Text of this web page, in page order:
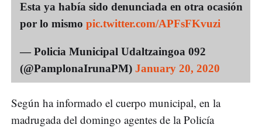
Esta ya había sido denunciada en otra ocasión
por lo mismo pic.twitter.com/APFsFKvuzi
— Policia Municipal Udaltzaingoa 092
(@PamplonaIrunaPM) January 20, 2020
Según ha informado el cuerpo municipal, en la
madrugada del domingo agentes de la Policía